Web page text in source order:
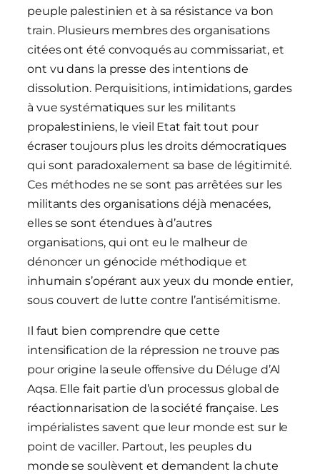
peuple palestinien et à sa résistance va bon
train. Plusieurs membres des organisations
citées ont été convoqués au commissariat, et
ont vu dans la presse des intentions de
dissolution. Perquisitions, intimidations, gardes
à vue systématiques sur les militants
propalestiniens, le vieil Etat fait tout pour
écraser toujours plus les droits démocratiques
qui sont paradoxalement sa base de légitimité.
Ces méthodes ne se sont pas arrêtées sur les
militants des organisations déjà menacées,
elles se sont étendues à d’autres
organisations, qui ont eu le malheur de
dénoncer un génocide méthodique et
inhumain s’opérant aux yeux du monde entier,
sous couvert de lutte contre l’antisémitisme.
Il faut bien comprendre que cette
intensification de la répression ne trouve pas
pour origine la seule offensive du Déluge d’Al
Aqsa. Elle fait partie d’un processus global de
réactionnarisation de la société française. Les
impérialistes savent que leur monde est sur le
point de vaciller. Partout, les peuples du
monde se soulèvent et demandent la chute